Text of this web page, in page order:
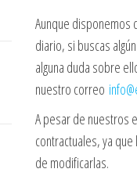
Aunque disponemos
diario, si buscas
alguna duda sobre
nuestro correo
A pesar de nuestros
contractuales, ya
de modificarlas.